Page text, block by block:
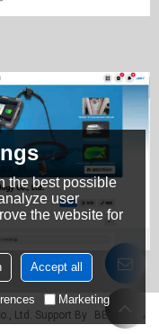
Ltd. Support By BEE Cloud
the best possible
user
the website for
Accept all
Marketing